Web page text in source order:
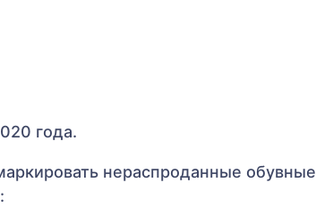
года.
нераспроданные обувные